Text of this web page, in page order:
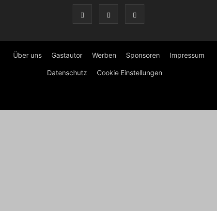
Über uns Gastautor Werben Sponsoren Impressum
Datenschutz Cookie Einstellungen